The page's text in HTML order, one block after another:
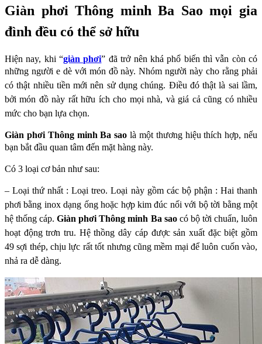
Giàn phơi Thông minh Ba Sao mọi gia
đình đều có thể sở hữu
Hiện nay, khi “giàn phơi” đã trở nên khá phổ biến thì vẫn còn có
những người e dè với món đồ này. Nhóm người này cho rằng phải
có thật nhiều tiền mới nên sử dụngchúng. Điều đó thật là sai lầm,
bởi món đồ này rất hữu ích cho mọi nhà, và giá cảcũng có nhiều
mức cho bạn lựa chọn.
Giàn phơi Thông minh Ba sao là một thương hiệu thích hợp, nếu
bạn bắt đầu quan tâm đến mặt hàng này.
Có 3 loại cơ bản như sau:
– Loại thứ nhất : Loại treo.Loại này gồm các bộ phận : Hai thanh
phơi bằng inox dạng ống hoặc hợp kim đúc nối với bộ tời bằng một
hệ thống cáp. Giàn phơi Thông minh Ba saocó bộ tời chuẩn, luôn
hoạt động trơn tru. Hệ thồng dây cáp được sản xuất đặc biệt gồm
49sợi thép, chịu lực rất tốt nhưng cũng mềm mại để luôn cuốn vào,
nhả ra dễ dàng.